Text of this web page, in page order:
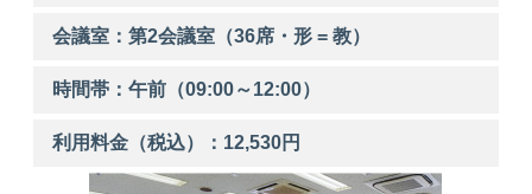
会議室：第2会議室（36席・形 = 教）
時間帯：午前 （09:00～12:00）
利用料金（税込）： 12,530円